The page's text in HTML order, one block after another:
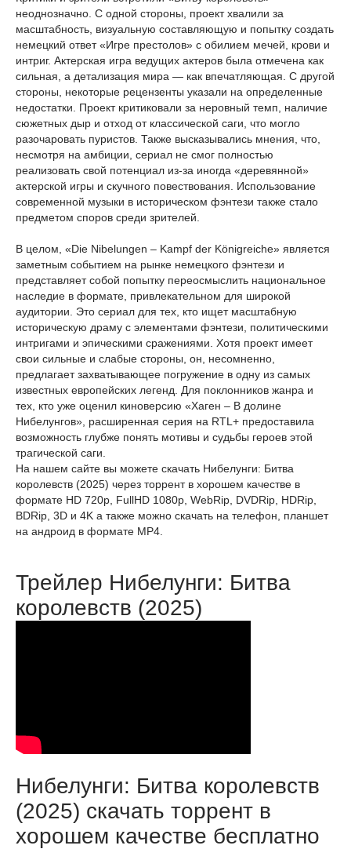
неоднозначно. С одной стороны, проект хвалили за
масштабность, визуальную составляющую и попытку создать
немецкий ответ «Игре престолов» с обилием мечей, крови и
интриг. Актерская игра ведущих актеров была отмечена как
сильная, а детализация мира — как впечатляющая. С другой
стороны, некоторые рецензенты указали на определенные
недостатки. Проект критиковали за неровный темп, наличие
сюжетных дыр и отход от классической саги, что могло
разочаровать пуристов. Также высказывались мнения, что,
несмотря на амбиции, сериал не смог полностью
реализовать свой потенциал из-за иногда «деревянной»
актерской игры и скучного повествования. Использование
современной музыки в историческом фэнтези также стало
предметом споров среди зрителей.
В целом, «Die Nibelungen – Kampf der Königreiche» является
заметным событием на рынке немецкого фэнтези и
представляет собой попытку переосмыслить национальное
наследие в формате, привлекательном для широкой
аудитории. Это сериал для тех, кто ищет масштабную
историческую драму с элементами фэнтези, политическими
интригами и эпическими сражениями. Хотя проект имеет
свои сильные и слабые стороны, он, несомненно,
предлагает захватывающее погружение в одну из самых
известных европейских легенд. Для поклонников жанра и
тех, кто уже оценил киноверсию «Хаген – В долине
Нибелунгов», расширенная серия на RTL+ предоставила
возможность глубже понять мотивы и судьбы героев этой
трагической саги.
На нашем сайте вы можете скачать Нибелунги: Битва
королевств (2025) через торрент в хорошем качестве в
формате HD 720p, FullHD 1080p, WebRip, DVDRip, HDRip,
BDRip, 3D и 4K а также можно скачать на телефон, планшет
на андроид в формате MP4.
Трейлер Нибелунги: Битва
королевств (2025)
Нибелунги: Битва королевств
(2025) скачать торрент в
хорошем качестве бесплатно